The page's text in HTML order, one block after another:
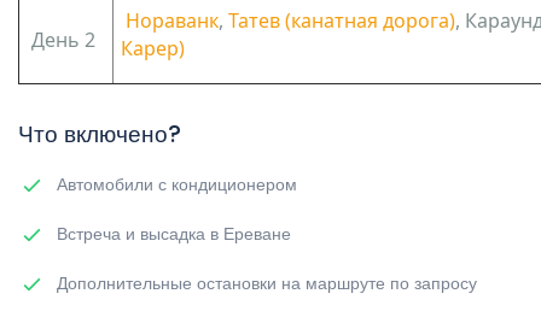
День 2
Нораванк, Татев (канатная дорога),
Карер)
Что включено?
Автомобили с кондиционером
Встреча и высадка в Ереване
Дополнительные остановки на маршруте по запросу